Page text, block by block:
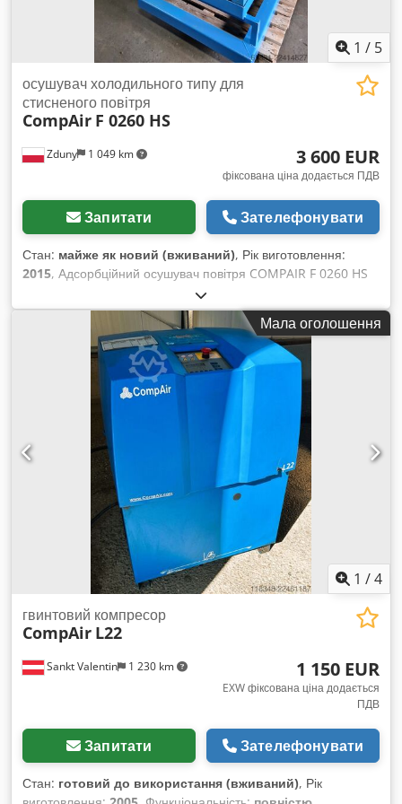
1 / 5
Zduny 1 049 km
осушувач холодильного типу для
стисненого повітря
CompAir F 0260 HS
3 600 EUR
фіксована ціна додається ПДВ
Запитати Зателефонувати
Стан: майже як новий (вживаний), Рік виготовлення:
2015, Адсорбційний осушувач повітря COMPAIR F 0260 HS
ПРОДУКТИВНІСТЬ 26 м³/хв Рік виготовлення 2015
Dkedpfxjzpbtne Amrer ОСУШУВАЧ У ПОВНОМУ
РОБОЧОМУ СТАНІ.
Мала оголошення
1 /4
Sankt Valentin 1 230 km
гвинтовий компресор
CompAir L22
1 150 EUR
EXW фіксована ціна додається
ПДВ
Запитати Зателефонувати
Стан: готовий до використання (вживаний), Рік